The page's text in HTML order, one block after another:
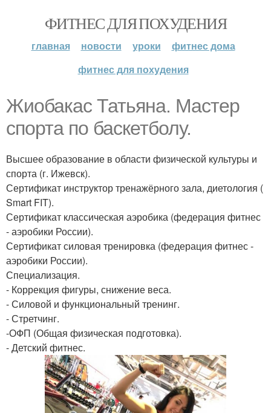
ФИТНЕС ДЛЯ ПОХУДЕНИЯ
главная новости уроки
фитнес дома
фитнес для похудения
Жиобакас Татьяна. Мастер
спорта по баскетболу.
Высшее образование в области физической культуры и
спорта (г. Ижевск).
Сертификат инструктор тренажёрного зала, диетология (
Smart FIT).
Сертификат классическая аэробика (федерация фитнес
- аэробики России).
Сертификат силовая тренировка (федерация фитнес -
аэробики России).
Специализация.
- Коррекция фигуры, снижение веса.
- Силовой и функциональный тренинг.
- Стретчинг.
-ОФП (Общая физическая подготовка).
- Детский фитнес.